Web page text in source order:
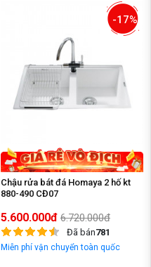
-17%
Chậu rửa bát đá Homaya 2 hố kt
880-490 CĐ07
5.600.000đ 6.720.000đ
Đã bán781
Miễn phí vận chuyển toàn quốc